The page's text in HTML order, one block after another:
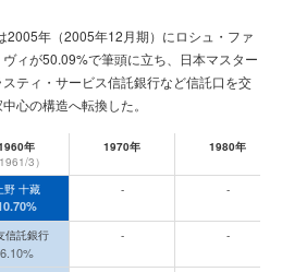
2005年（2005年12月期）にロシュ・ファ
ィが50.09%で筆頭に立ち、日本マスター
ティ・サービス信託銀行など信託口を交
心の構造へ転換した。
・直近5年刻みのスナップショット）
年
1961/3）
1970年 1980年
野 十藏 - -
信託銀行
6.10%
- -